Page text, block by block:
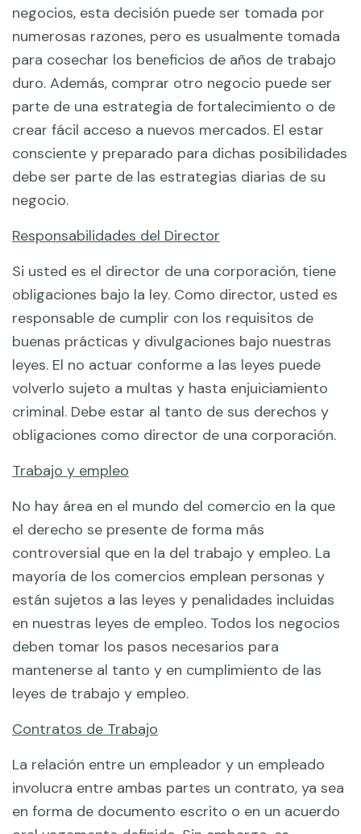
negocios, esta decisión puede ser tomada por
numerosas razones, pero es usualmente tomada
para cosechar los beneficios de años de trabajo
duro. Además, comprar otro negocio puede ser
parte de una estrategia de fortalecimiento o de
crear fácil acceso a nuevos mercados. El estar
consciente y preparado para dichas posibilidades
debe ser parte de las estrategias diarias de su
negocio.
Responsabilidades del Director
Si usted es el director de una corporación, tiene
obligaciones bajo la ley. Como director, usted es
responsable de cumplir con los requisitos de
buenas prácticas y divulgaciones bajo nuestras
leyes. El no actuar conforme a las leyes puede
volverlo sujeto a multas y hasta enjuiciamiento
criminal. Debe estar al tanto de sus derechos y
obligaciones como director de una corporación.
Trabajo y empleo
No hay área en el mundo del comercio en la que
el derecho se presente de forma más
controversial que en la del trabajo y empleo. La
mayoría de los comercios emplean personas y
están sujetos a las leyes y penalidades incluidas
en nuestras leyes de empleo. Todos los negocios
deben tomar los pasos necesarios para
mantenerse al tanto y en cumplimiento de las
leyes de trabajo y empleo.
Contratos de Trabajo
La relación entre un empleador y un empleado
involucra entre ambas partes un contrato, ya sea
en forma de documento escrito o en un acuerdo